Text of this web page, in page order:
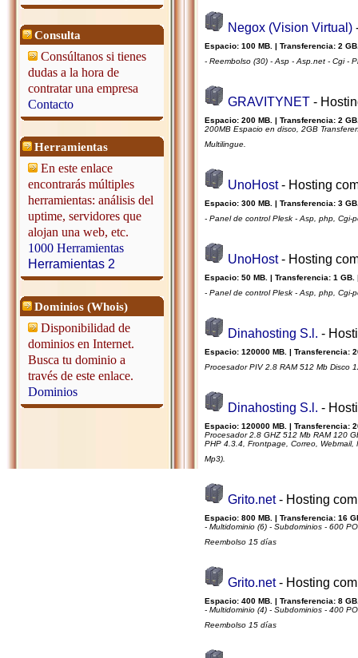
Consulta
Consúltanos si tienes
dudas a la hora de
contratar una empresa
Contacto
Herramientas
En este enlace
encontrarás múltiples
herramientas: análisis del
uptime, servidores que
alojan una web, etc.
1000 Herramientas
Herramientas 2
Dominios (Whois)
Disponibilidad de
dominios en Internet.
Busca tu dominio a
través de este enlace.
Dominios
Negox (Vision Virtual)
Espacio: 100 MB. | Transferencia: 2
- Reembolso (30) - Asp - Asp.net - Cgi -
GRAVITYNET -
Espacio: 200 MB. | Transferencia: 2
200MB Espacio en disco, 2GB
Multilingue.
UnoHost- Hosting
Espacio: 300 MB. | Transferencia: 3
- Panel de control Plesk - Asp, php, Cgi-
UnoHost- Hosting
Espacio: 50 MB. | Transferencia: 1
- Panel de control Plesk - Asp, php, Cgi-
Dinahosting S.l. -
Espacio: 120000 MB. | Transferencia:
Procesador PIV 2.8 RAM 512 Mb Disco
Dinahosting S.l. -
Espacio: 120000 MB. | Transferencia:
Procesador 2.8 GHZ 512 Mb RAM 120
PHP 4.3.4, Frontpage, Correo,
Mp3).
Grito.net- Hosting
Espacio: 800 MB. | Transferencia: 16
- Multidominio (6) - Subdominios - 600
Reembolso 15 días
Grito.net- Hosting
Espacio: 400 MB. | Transferencia: 8
- Multidominio (4) - Subdominios - 400
Reembolso 15 días